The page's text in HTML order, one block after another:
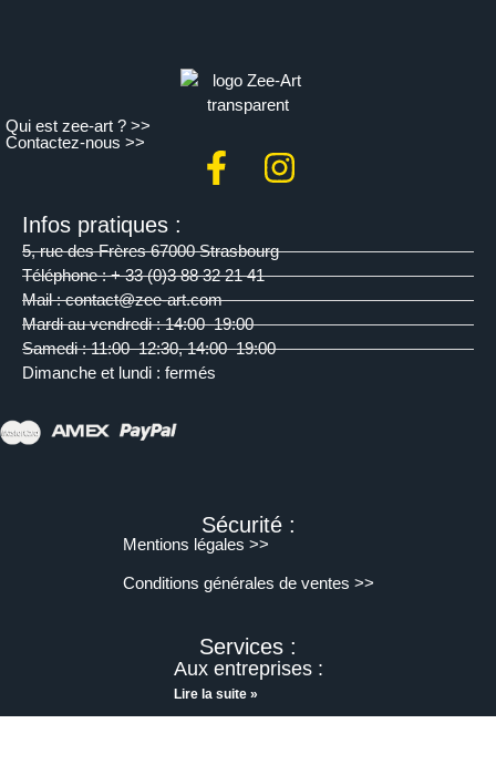
Qui est zee-art ? >>
Contactez-nous >>
Infos pratiques :
5, rue des Frères 67000 Strasbourg
Téléphone : + 33 (0)3 88 32 21 41
Mail : contact@zee-art.com
Mardi au vendredi : 14:00–19:00
Samedi : 11:00–12:30, 14:00–19:00
Dimanche et lundi : fermés
Sécurité :
Mentions légales >>
Conditions générales de ventes >>
Services :
Aux entreprises :
Lire la suite »